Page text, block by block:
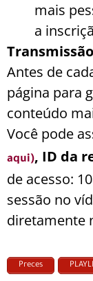
mais
a
Antes de
página para
conteúdo
Você pode
aqui), ID da
de acesso:
sessão no
diretamente
Preces